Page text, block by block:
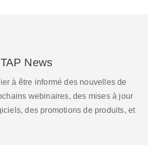
News
à être informé des nouvelles de
webinaires, des mises à jour
des promotions de produits, et